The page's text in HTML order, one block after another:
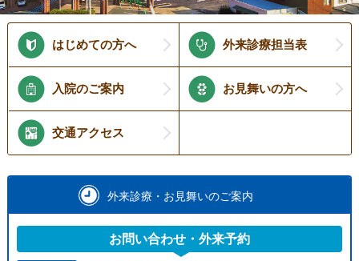
はじめての方へ 外来診療担当表
入院のご案内 お見舞いの方へ
交通アクセス
外来診療・お見舞いのご案内
お問い合わせ・外来予約